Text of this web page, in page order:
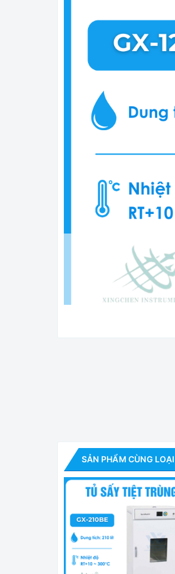
- GX-BE là dòng tủ sấy
lượng và quy trình sản
- Sử dụng không khí
nghiệp công nghiệp và
Thiết kế kiểu để
- Vỏ ngoài được làm
vẻ ngoài đẹp, chống ăn
SẢN PHẨM CÙNG LOẠI